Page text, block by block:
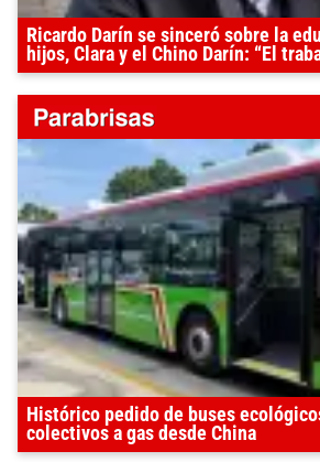
Ricardo Darín se sinceró sobre la
hijos, Clara y el Chino Darín: “El
Histórico pedido de buses
colectivos a gas desde China